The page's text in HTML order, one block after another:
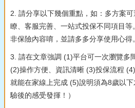
2. 請分享以下幾個重點，如：多方案
瞭、客服完善、一站式投保不同項目等
非保險內容唷，並請多多分享使用心得。
3. 請在文章強調 (1)平台可一次瀏覽多
(2)操作方便、資訊清晰 (3)投保流程
就能在家線上完成 (5)說明須為8歲以
驗後的感受發揮！）